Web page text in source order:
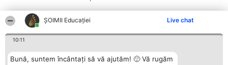
ȘOIMII Educației Live chat
10:11
Bună, suntem încântați să vă ajutăm! 🙂 Vă rugăm